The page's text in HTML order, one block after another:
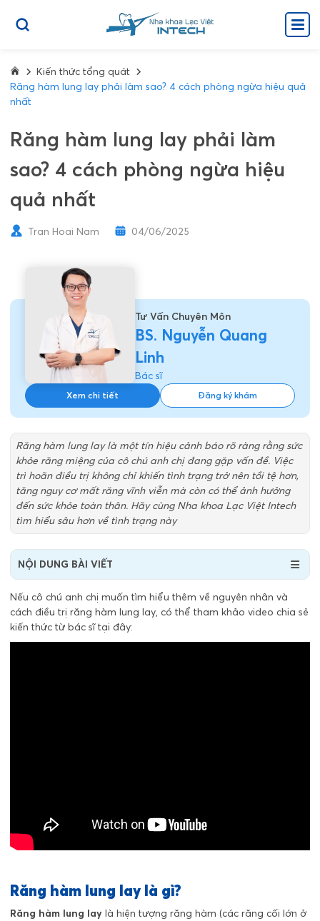
Kiến thức tổng quát
Răng hàm lung lay phải làm sao? 4 cách phòng ngừa hiệu quả
nhất
Răng hàm lung lay phải làm
sao? 4 cách phòng ngừa hiệu
quả nhất
Tran Hoai Nam 04/06/2025
Tư Vấn Chuyên Môn
BS. Nguyễn Quang
Linh
Bác sĩ
Xem chi tiết Đăng ký khám
Răng hàm lung lay là một tín hiệu cảnh báo rõ ràng rằng sức
khỏe răng miệng của cô chú anh chị đang gặp vấn đề. Việc
trì hoãn điều trị không chỉ khiến tình trạng trở nên tồi tệ hơn,
tăng nguy cơ mất răng vĩnh viễn mà còn có thể ảnh hưởng
đến sức khỏe toàn thân. Hãy cùng Nha khoa Lạc Việt Intech
tìm hiểu sâu hơn về tình trạng này
NỘI DUNG BÀI VIẾT
Nếu cô chú anh chị muốn tìm hiểu thêm về nguyên nhân và
cách điều trị răng hàm lung lay, có thể tham khảo video chia sẻ
kiến thức từ bác sĩ tại đây:
Răng hàm lung lay là gì?
Răng hàm lung lay là hiện tượng răng hàm (các răng cối lớn ở